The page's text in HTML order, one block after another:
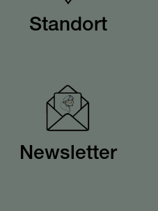
Standort
Newsletter